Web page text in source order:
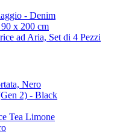
- Denim
x 200 cm
ad Aria, Set di 4 Pezzi
Nero
2) - Black
Tea Limone